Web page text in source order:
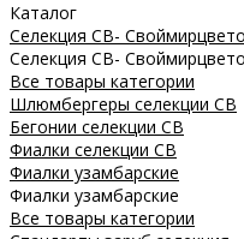
Каталог
Селекция СВ-
Селекция СВ-
Все товары категории
Шлюмбергеры селекции СВ
Бегонии селекции СВ
Фиалки селекции СВ
Фиалки узамбарские
Фиалки узамбарские
Все товары категории